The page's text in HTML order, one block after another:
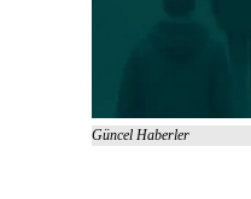
Güncel Haberler